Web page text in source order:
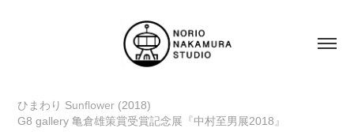
ひまわり Sunflower (2018)
G8 gallery 亀倉雄策賞受賞記念展『中村至男展2018』